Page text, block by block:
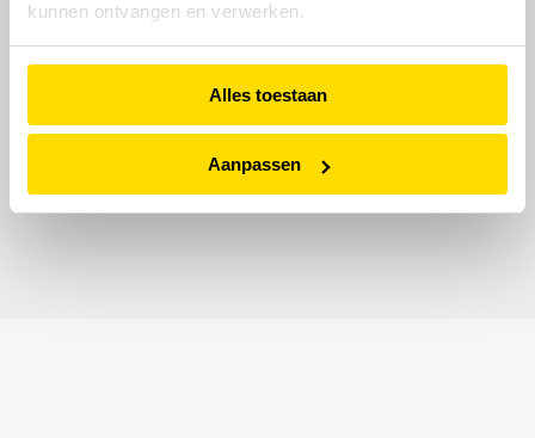
kunnen ontvangen en verwerken.
Alles toestaan
Aanpassen